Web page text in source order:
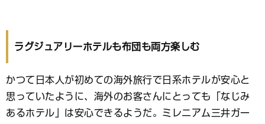
ラグジュアリーホテルも布団も両方楽しむ
かつて日本人が初めての海外旅行で日系ホテルが安心と
思っていたように、海外のお客さんにとっても「なじみ
あるホテル」は安心できるようだ。ミレニアム三井ガー